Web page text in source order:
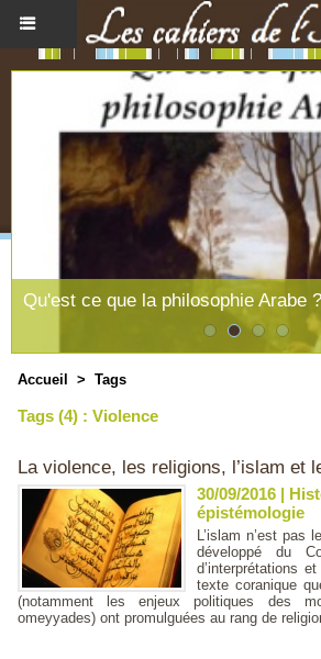
Qu'est ce que la philosophie Arabe ?
Accueil > Tags
Tags (4) : Violence
La violence, les religions, l’islam et
30/09/2016 |
épistémologie
L’islam n’est pas
développé du
d’interprétations
texte coranique
(notamment les enjeux politiques des
omeyyades) ont promulguées au rang de